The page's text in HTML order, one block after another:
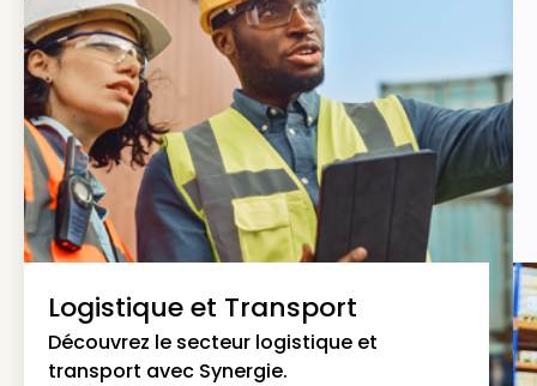
Logistique et Transport
Découvrez le secteur logistique et
transport avec Synergie.